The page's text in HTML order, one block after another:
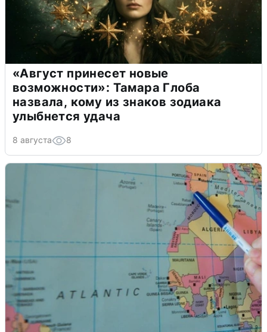
«Август принесет новые
возможности»: Тамара Глоба
назвала, кому из знаков зодиака
улыбнется удача
8 августа 8